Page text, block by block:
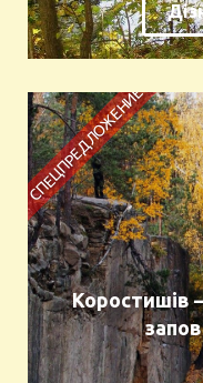
Коростишів –